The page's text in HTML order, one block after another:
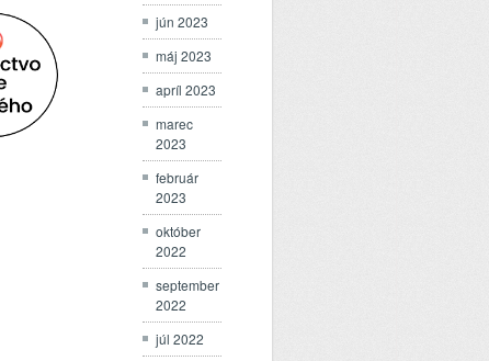
jún 2023
máj 2023
apríl 2023
marec
2023
február
2023
október
2022
september
2022
júl 2022